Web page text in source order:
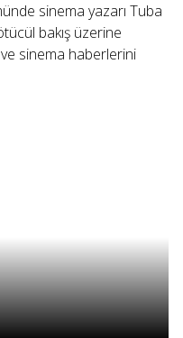
sinema yazarı Tuba
bakış üzerine
sinema haberlerini